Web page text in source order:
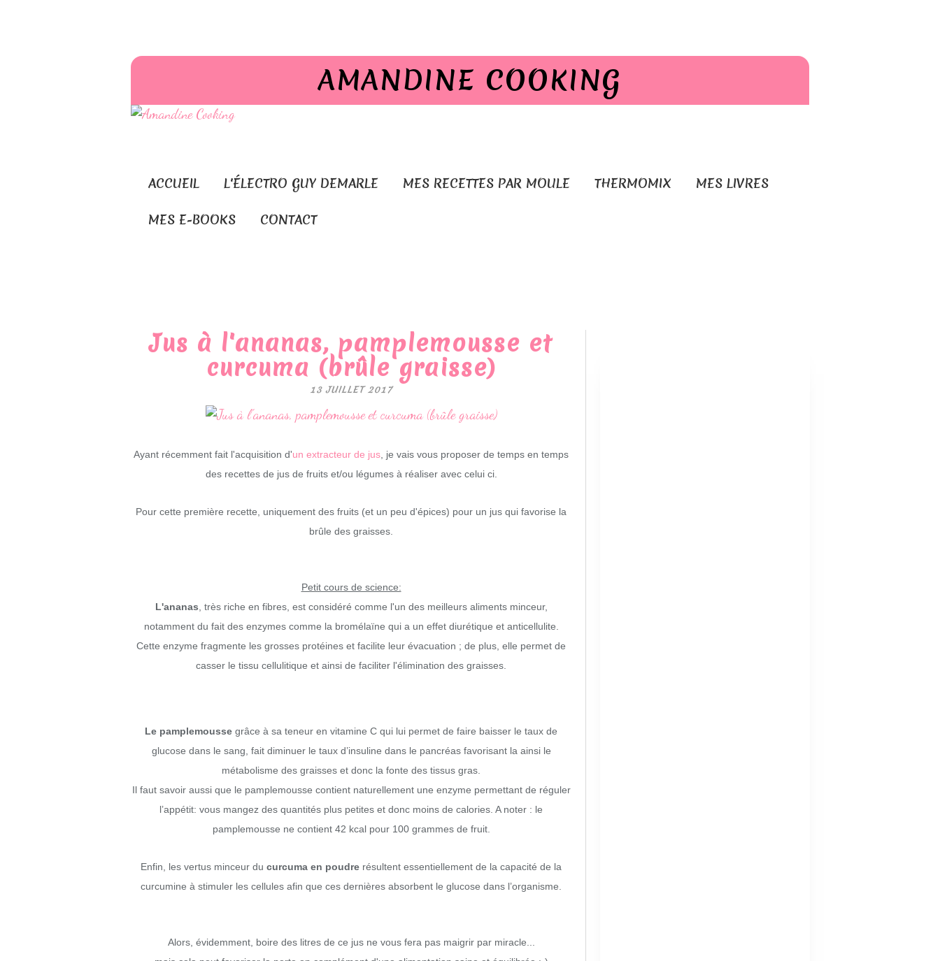
AMANDINE COOKING
ACCUEIL L'ÉLECTRO GUY DEMARLE MES RECETTES PAR MOULE THERMOMIX MES LIVRES
MES E-BOOKS CONTACT
Jus à l'ananas, pamplemousse et
curcuma (brûle graisse)
13 JUILLET 2017
Ayant récemment fait l'acquisition d'un extracteur de jus , je vais vous proposer de temps en temps
des recettes de jus de fruits et/ou légumes à réaliser avec celui ci.
Pour cette première recette, uniquement des fruits (et un peu d'épices) pour un jus qui favorise la
brûle des graisses.
Petit cours de science:
L'ananas , très riche en fibres, est considéré comme l'un des meilleurs aliments minceur,
notamment du fait des enzymes comme la bromélaïne qui a un effet diurétique et anticellulite.
Cette enzyme fragmente les grosses protéines et facilite leur évacuation ; de plus, elle permet de
casser le tissu cellulitique et ainsi de faciliter l'élimination des graisses.
Le pamplemousse grâce à sa teneur en vitamine C qui lui permet de faire baisser le taux de
glucose dans le sang, fait diminuer le taux d’insuline dans le pancréas favorisant la ainsi le
métabolisme des graisses et donc la fonte des tissus gras.
Il faut savoir aussi que le pamplemousse contient naturellement une enzyme permettant de réguler
l’appétit: vous mangez des quantités plus petites et donc moins de calories. A noter : le
pamplemousse ne contient 42 kcal pour 100 grammes de fruit.
Enfin, les vertus minceur du curcuma en poudre résultent essentiellement de la capacité de la
curcumine à stimuler les cellules afin que ces dernières absorbent le glucose dans l’organisme.
Alors, évidemment, boire des litres de ce jus ne vous fera pas maigrir par miracle...